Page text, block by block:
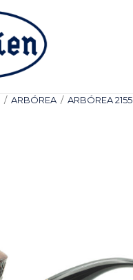
/ ARBÓREA / ARBÓREA 2155